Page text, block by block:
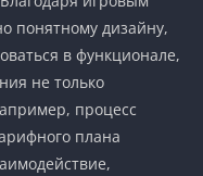
понятному дизайну,
в функционале,
не только
процесс
плана